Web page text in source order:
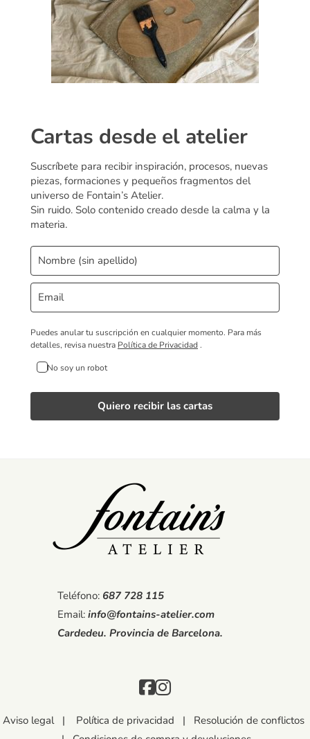
Cartas desde el atelier
Suscríbete para recibir inspiración, procesos, nuevas
piezas, formaciones y pequeños fragmentos del
universo de Fontain’s Atelier.
Sin ruido. Solo contenido creado desde la calma y la
materia.
Puedes anular tu suscripción en cualquier momento. Para más
detalles, revisa nuestra Política de Privacidad .
No soy un robot
Quiero recibir las cartas
Teléfono: 687 728 115
Email: info@fontains-atelier.com
Cardedeu. Provincia de Barcelona.
Aviso legal| Política de privacidad | Resolución de conflictos